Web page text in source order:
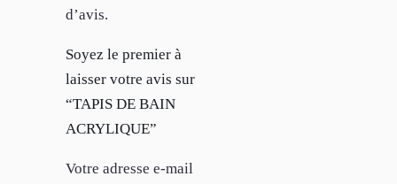
d’avis.
Soyez le premier à
laisser votre avis sur
“TAPIS DE BAIN
ACRYLIQUE”
Votre adresse e-mail